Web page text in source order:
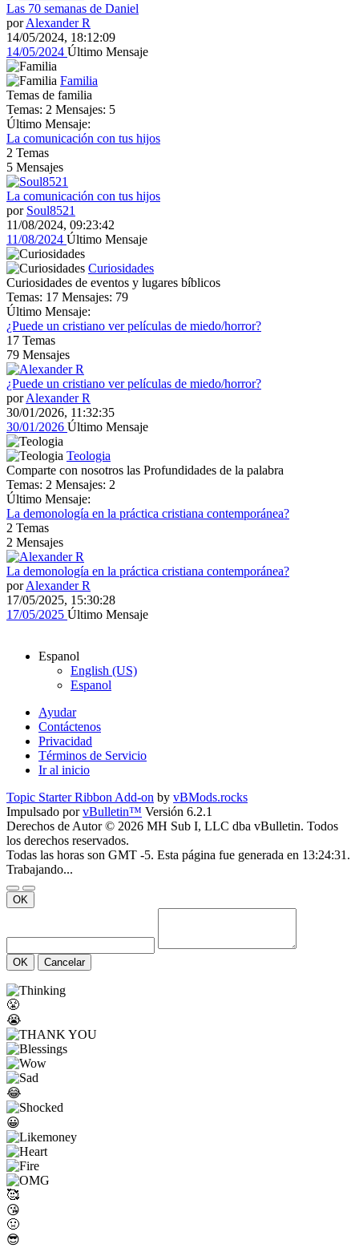
Las 70 semanas de Daniel
porAlexander R
14/05/2024, 18:12:09
14/05/2024 Último Mensaje
Familia
Temas de familia
Temas: 2 Mensajes: 5
Último Mensaje:
La comunicación con tus hijos
2 Temas
5 Mensajes
La comunicación con tus hijos
por Soul8521
11/08/2024, 09:23:42
11/08/2024 Último Mensaje
Curiosidades
Curiosidades de eventos y lugares bíblicos
Temas: 17 Mensajes: 79
Último Mensaje:
¿Puede un cristiano ver películas de miedo/horror?
17 Temas
79 Mensajes
¿Puede un cristiano ver películas de miedo/horror?
porAlexander R
30/01/2026, 11:32:35
30/01/2026 Último Mensaje
Teologia
Comparte con nosotros las Profundidades de la palabra
Temas: 2 Mensajes: 2
Último Mensaje:
La demonología en la práctica cristiana contemporánea?
2 Temas
2 Mensajes
La demonología en la práctica cristiana contemporánea?
porAlexander R
17/05/2025, 15:30:28
17/05/2025 Último Mensaje
Espanol
English (US)
Espanol
Ayudar
Contáctenos
Privacidad
Términos de Servicio
Ir al inicio
Topic Starter Ribbon Add-on by vBMods.rocks
Impulsado porvBulletin™ Versión 6.2.1
Derechos de Autor © 2026 MH Sub I, LLC dba vBulletin. Todos
los derechos reservados.
Todas las horas son GMT -5. Esta página fue generada en 13:24:31.
Trabajando...
OK
OK Cancelar
😤
😭
😂
😀
🥰
😘
🤢
😎